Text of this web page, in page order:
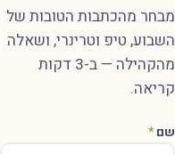
מהכתבות הטובות של
טיפ וטרינרי, ושאלה
מהקהילה — ב-3 דקות
*